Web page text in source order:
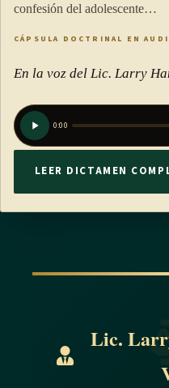
confesión del adolescente…
CÁPSULA DOCTRINAL EN
En la voz del Lic. Larry
0:00
LEER DICTAMEN
Lic.